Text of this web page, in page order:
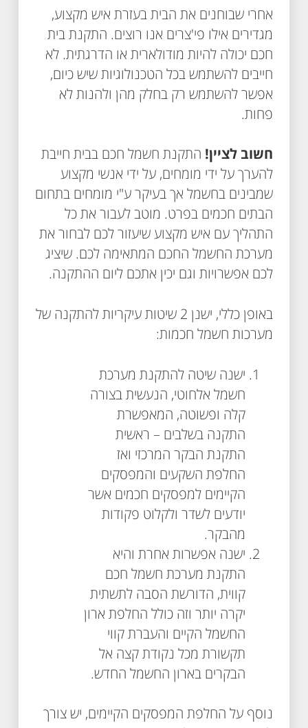
אחרי שבוחנים את הבית בעזרת איש מקצוע,
מגדירים אילו פי'צרים אנו רוצים. התקנת בית
חכם יכולה להיות מודולארית או הדרגתית. לא
חייבים להשתמש בכל הטכנולוגיות שיש כיום,
אפשר להשתמש רק בחלק מהן ולהנות לא
פחות.
חשוב לציין! התקנת חשמל חכם בבית חייבת
להערך על ידי מומחים, על ידי אנשי מקצוע
שמבינים בחשמל אך בעיקר ע"י מומחים בתחום
הבתים חכמים בפרט. מוטב לעבור את כל
התהליך עם איש מקצוע שיעזור לכם לבחור את
מערכת החשמל החכם המתאימה לכם. שיציג
לכם אפשרויות וגם יכין אתכם ליום ההתקנה.
באופן כללי, ישנן 2 שיטות עיקריות להתקנה של
מערכות חשמל חכמות:
ישנה שיטה להתקנת מערכת
חשמל אלחוטי, הנעשית בצורה
קלה ופשוטה, המאפשרת
התקנה בשלבים – ראשית
התקנת הבקר המרכזי ואז
החלפת השקעים והמפסקים
הקיימים למפסקים חכמים אשר
יודעים לשדר ולקלוט פקודות
מהבקר.
ישנה אפשרות אחרת והיא
התקנת מערכת חשמל חכם
קווית, הדורשת הסבה לתשתית
יקרה יותר וזה כולל החלפת ארון
החשמל הקיים והעברת קווי
תקשורת מכל נקודת קצה אל
הבקרים בארון החשמל החדש.
נוסף על החלפת המפסקים הקיימים, יש צורך